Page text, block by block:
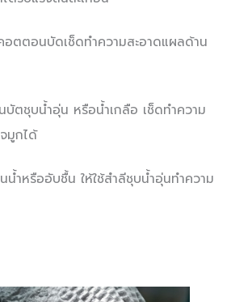
อตตอนบัดเช็ดทำความสะอาดแผลด้าน
บัตชุบน้ำอุ่น หรือน้ำเกลือ เช็ดทำความ
มูกได้
น้ำหรืออับชื้น ให้ใช้สำลีชุบน้ำอุ่นทำความ